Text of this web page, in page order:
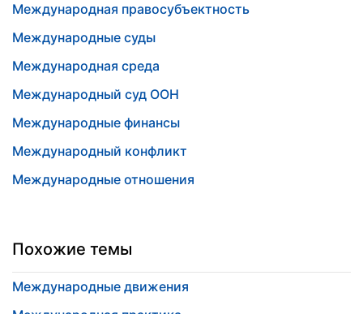
Международная правосубъектность
Международные суды
Международная среда
Международный суд ООН
Международные финансы
Международный конфликт
Международные отношения
Похожие темы
Международные движения